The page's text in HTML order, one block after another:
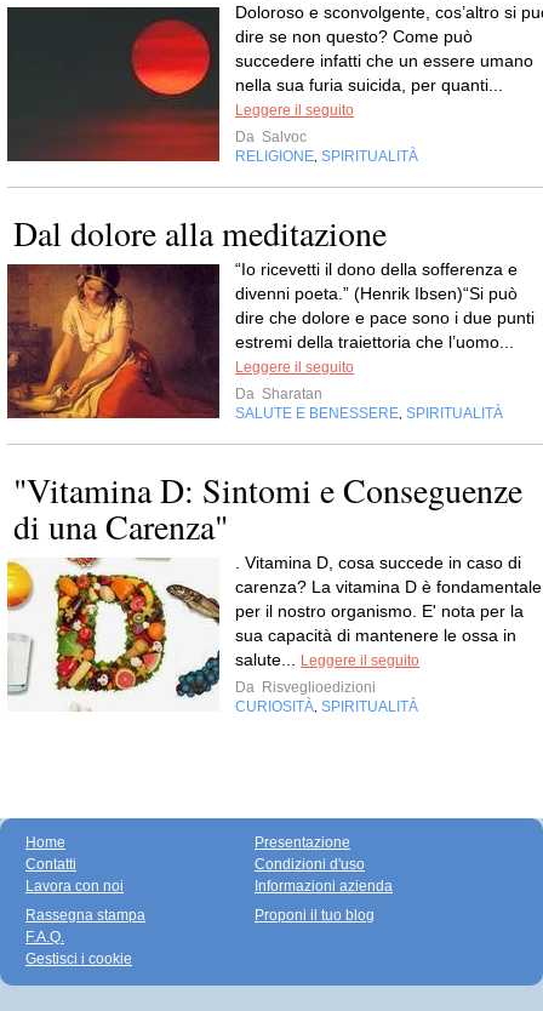
Doloroso e sconvolgente, cos’altro si
dire se non questo? Come può
succedere infatti che un essere umano
nella sua furia suicida, per quanti...
Leggere il seguito
Da Salvoc
RELIGIONE SPIRITUALITÀ
Dal dolore alla meditazione
“Io ricevetti il dono della sofferenza e
divenni poeta.” (Henrik Ibsen)“Si può
dire che dolore e pace sono i due punti
estremi della traiettoria che l’uomo...
Leggere il seguito
Da Sharatan
SALUTE E BENESSERE SPIRITUALITÀ
"Vitamina D: Sintomi e Conseguenze
di una Carenza"
. Vitamina D, cosa succede in caso di
carenza? La vitamina D è fondamentale
per il nostro organismo. E' nota per la
sua capacità di mantenere le ossa in
salute...
Leggere il seguito
Da Risveglioedizioni
CURIOSITÀ SPIRITUALITÀ
Home
Contatti
Lavora con noi
Presentazione
Condizioni d'uso
Informazioni azienda
Rassegna stampa
F.A.Q.
Gestisci i cookie
Proponi il tuo blog